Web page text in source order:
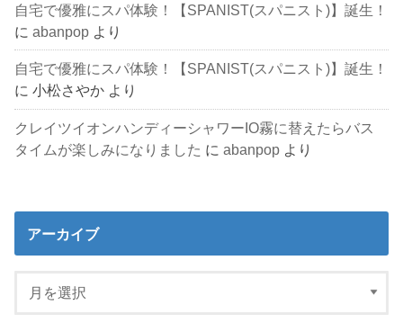
自宅で優雅にスパ体験！【SPANIST(スパニスト)】誕生！
にabanpop より
自宅で優雅にスパ体験！【SPANIST(スパニスト)】誕生！
に小松さやか より
クレイツイオンハンディーシャワーIO霧に替えたらバス
タイムが楽しみになりました にabanpop より
アーカイブ